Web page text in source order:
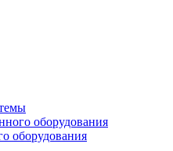
оборудования
оборудования